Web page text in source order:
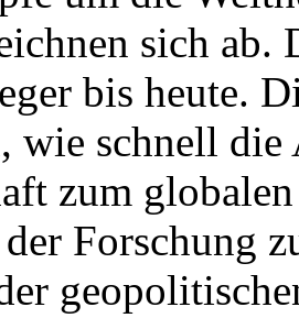
sich
bis heute.
wie schnell die
zum
Forschung